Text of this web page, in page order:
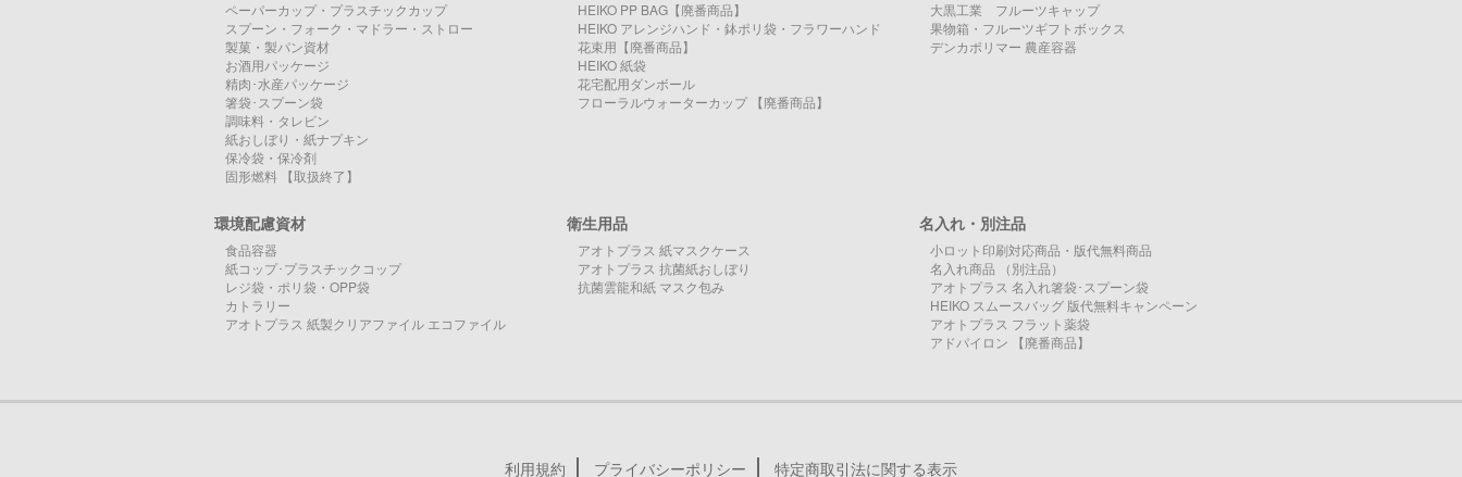
ペーパーカップ・プラスチックカップ
スプーン・フォーク・マドラー・ストロー
製菓・製パン資材
お酒用パッケージ
精肉･水産パッケージ
箸袋･スプーン袋
調味料・タレビン
紙おしぼり・紙ナプキン
保冷袋・保冷剤
固形燃料 【取扱終了】
HEIKO PP BAG【廃番商品】
HEIKO アレンジハンド・鉢ポリ袋・フラワーハンド
花束用【廃番商品】
HEIKO 紙袋
花宅配用ダンボール
フローラルウォーターカップ 【廃番商品】
大黒工業 フルーツキャップ
果物箱・フルーツギフトボックス
デンカポリマー 農産容器
環境配慮資材
食品容器
紙コップ･プラスチックコップ
レジ袋・ポリ袋・OPP袋
カトラリー
アオトプラス 紙製クリアファイル エコファイル
衛生用品
アオトプラス 紙マスクケース
アオトプラス 抗菌紙おしぼり
抗菌雲龍和紙 マスク包み
名入れ・別注品
小ロット印刷対応商品・版代無料商品
名入れ商品 （別注品）
アオトプラス 名入れ箸袋･スプーン袋
HEIKO スムースバッグ 版代無料キャンペーン
アオトプラス フラット薬袋
アドパイロン 【廃番商品】
利用規約 プライバシーポリシー 特定商取引法に関する表示